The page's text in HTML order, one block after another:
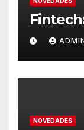
NOVEDADES